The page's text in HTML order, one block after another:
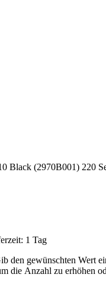
1 Tag
den gewünschten Wert
die Anzahl zu erhöhen